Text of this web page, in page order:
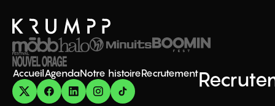
AccueilAgendaNotre histoireRecrutement